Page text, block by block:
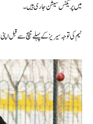
میں پریکٹس سیشن جاری ہیں۔
ٹیم کی توجہ سیریز کے پہلے میچ سے قبل